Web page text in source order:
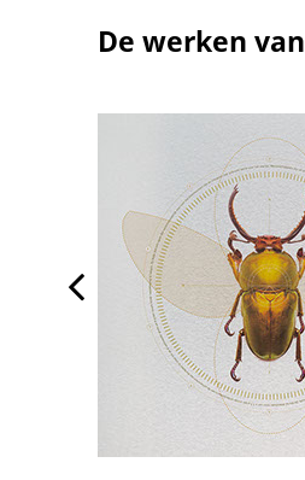

De werken van